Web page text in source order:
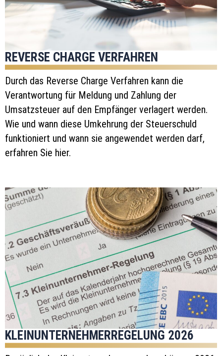
REVERSE CHARGE VERFAHREN
Durch das Reverse Charge Verfahren kann die
Verantwortung für Meldung und Zahlung der
Umsatzsteuer auf den Empfänger verlagert werden.
Wie und wann diese Umkehrung der Steuerschuld
funktioniert und wann sie angewendet werden darf,
erfahren Sie hier.
KLEINUNTERNEHMERREGELUNG 2026